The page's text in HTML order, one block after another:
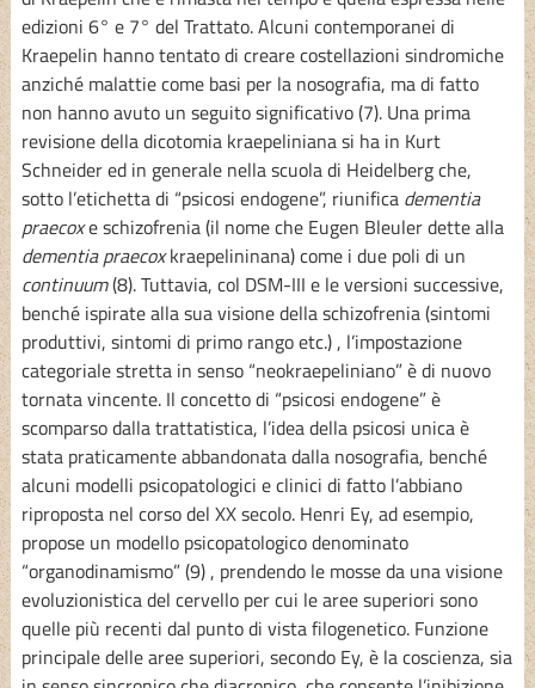
edizioni 6° e 7° del Trattato. Alcuni contemporanei di
Kraepelin hanno tentato di creare costellazioni sindromiche
anziché malattie come basi per la nosografia, ma di fatto
non hanno avuto un seguito significativo (7). Una prima
revisione della dicotomia kraepeliniana si ha in Kurt
Schneider ed in generale nella scuola di Heidelberg che,
sotto l’etichetta di “psicosi endogene”, riunifica dementia
praecoxe schizofrenia (il nome che Eugen Bleuler dette alla
dementia praecoxkraepelininana) come i due poli di un
continuum(8). Tuttavia, col DSM-III e le versioni successive,
benché ispirate alla sua visione della schizofrenia (sintomi
produttivi, sintomi di primo rango etc.) , l’impostazione
categoriale stretta in senso “neokraepeliniano” è di nuovo
tornata vincente. Il concetto di “psicosi endogene” è
scomparso dalla trattatistica, l’idea della psicosi unica è
stata praticamente abbandonata dalla nosografia, benché
alcuni modelli psicopatologici e clinici di fatto l’abbiano
riproposta nel corso del XX secolo. Henri Ey, ad esempio,
propose un modello psicopatologico denominato
“organodinamismo” (9) , prendendo le mosse da una visione
evoluzionistica del cervello per cui le aree superiori sono
quelle più recenti dal punto di vista filogenetico. Funzione
principale delle aree superiori, secondo Ey, è la coscienza, sia